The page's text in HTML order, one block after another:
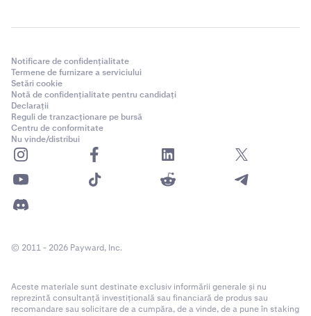
Notificare de confidențialitate
Termene de furnizare a serviciului
Setări cookie
Notă de confidențialitate pentru candidați
Declarații
Reguli de tranzacționare pe bursă
Centru de conformitate
Nu vinde/distribui
© 2011 - 2026 Payward, Inc.
Aceste materiale sunt destinate exclusiv informării generale și nu
reprezintă consultanță investițională sau financiară de produs sau
recomandare sau solicitare de a cumpăra, de a vinde, de a pune în staking